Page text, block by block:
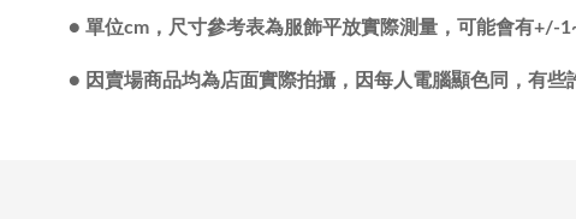
● 單位cm，尺寸參考表為服飾平放實際測量，可能會有+/-
● 因賣場商品均為店面實際拍攝，因每人電腦顯色同，有